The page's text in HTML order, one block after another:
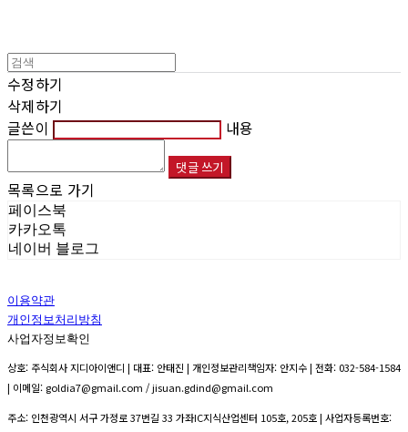
수정하기
삭제하기
글쓴이
내용
댓글 쓰기
목록으로 가기
페이스북
카카오톡
네이버 블로그
이용약관
개인정보처리방침
사업자정보확인
상호: 주식회사 지디아이앤디 | 대표: 안태진 | 개인정보관리책임자: 안지수 | 전화: 032-584-1584
| 이메일: goldia7@gmail.com / jisuan.gdind@gmail.com
주소: 인천광역시 서구 가정로 37번길 33 가좌IC지식산업센터 105호, 205호 | 사업자등록번호: